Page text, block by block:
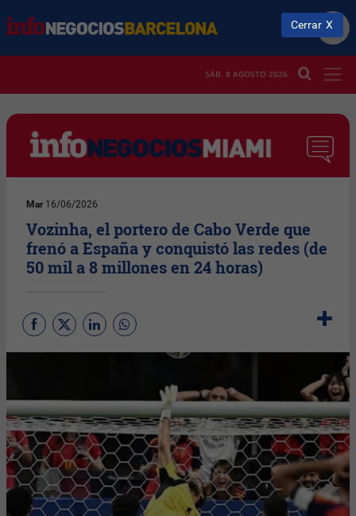
SÁB. 8 AGOSTO 2026
Mar 16/06/2026
Vozinha, el portero de Cabo Verde que
frenó a España y conquistó las redes (de
50 mil a 8 millones en 24 horas)
Cerrar